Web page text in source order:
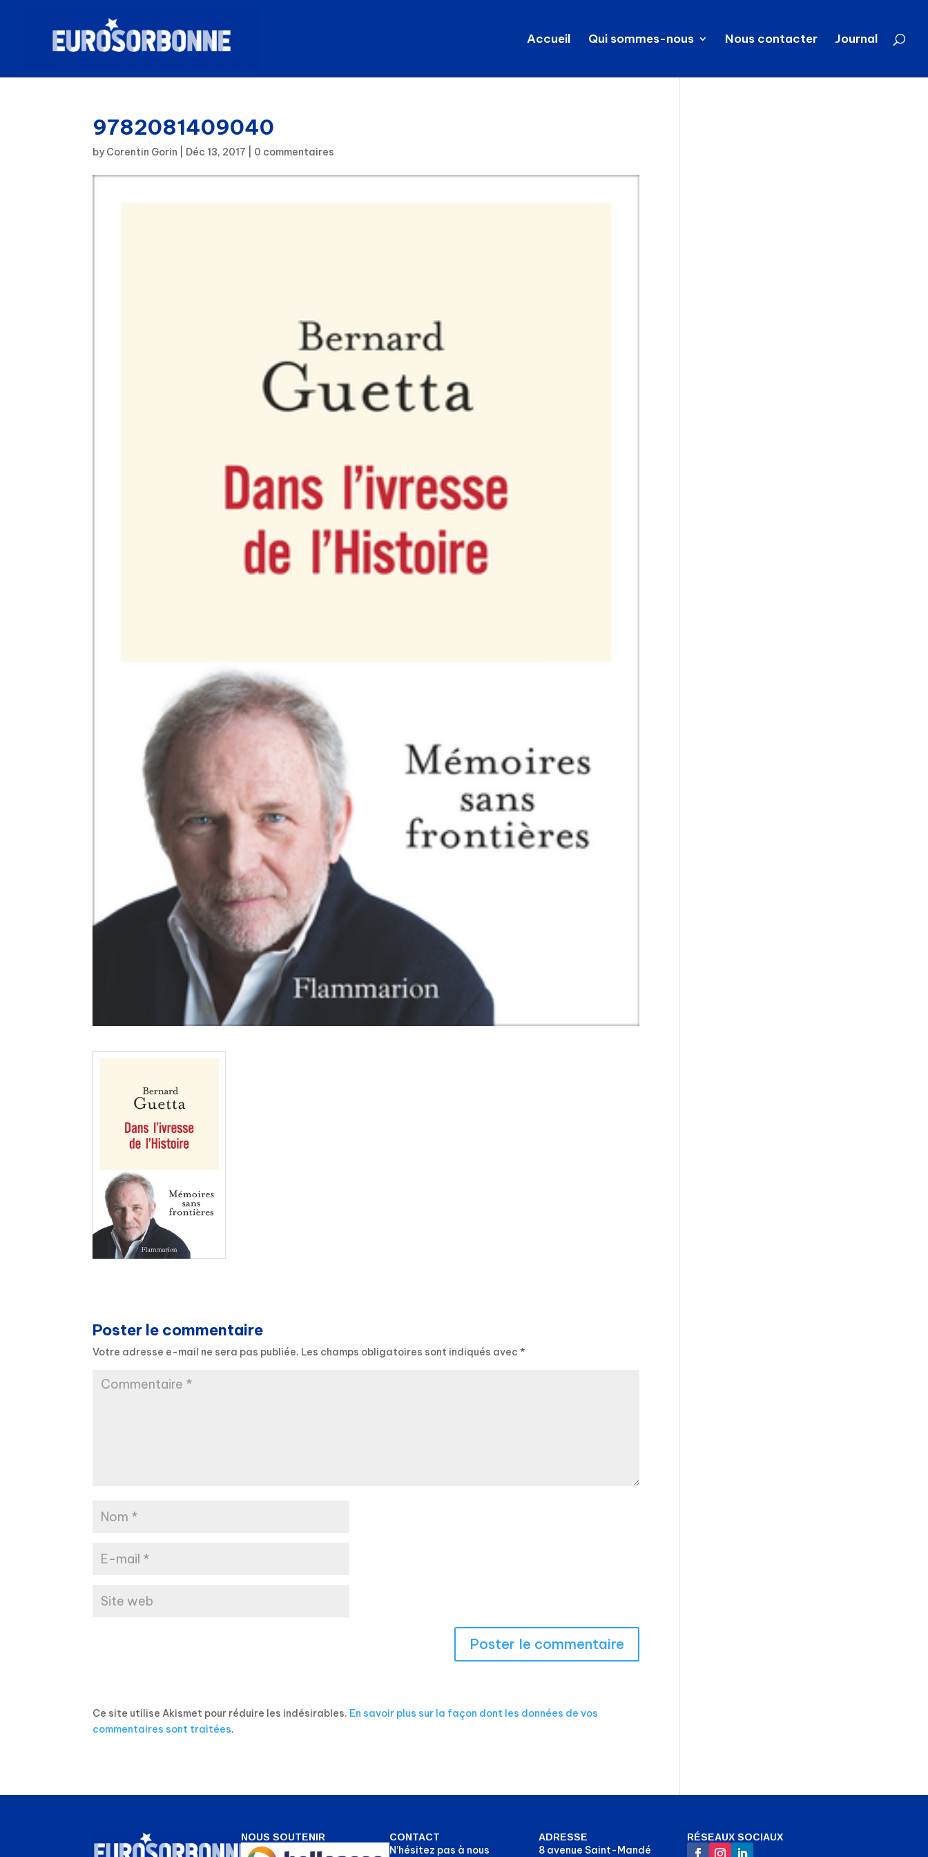
Accueil Qui sommes-nous Nous contacter Journal
9782081409040
by Corentin Gorin Déc 13, 2017 0 commentaires
Poster le commentaire
Votre adresse e-mail ne sera pas publiée. Les champs obligatoires sont indiqués avec*
Ce site utilise Akismet pour réduire les indésirables. En savoir plus sur la façon dont les données de vos
commentaires sont traitées.
NOUS SOUTENIR CONTACT
N’hésitez pas à nous
ADRESSE
8 avenue Saint-Mandé
RÉSEAUX SOCIAUX